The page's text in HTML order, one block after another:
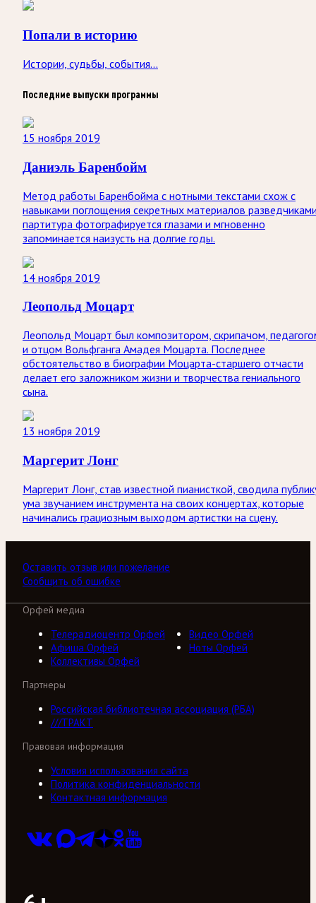
Попали в историю
Истории, судьбы, события...
Последние выпуски программы
15 ноября 2019
Даниэль Баренбойм
Метод работы Баренбойма с нотными текстами схож с
навыками поглощения секретных материалов
партитура фотографируется глазами и мгновенно
запоминается наизусть на долгие годы.
14 ноября 2019
Леопольд Моцарт
Леопольд Моцарт был композитором, скрипачом,
и отцом Вольфганга Амадея Моцарта. Последнее
обстоятельство в биографии Моцарта-старшего отчасти
делает его заложником жизни и творчества гениального
сына.
13 ноября 2019
Маргерит Лонг
Маргерит Лонг, став известной пианисткой, сводила
ума звучанием инструмента на своих концертах, которые
начинались грациозным выходом артистки на сцену.
Оставить отзыв или пожелание
Сообщить об ошибке
Орфей медиа
Телерадиоцентр Орфей
Видео Орфей
Афиша Орфей
Ноты Орфей
Коллективы Орфей
Партнеры
Российская библиотечная ассоциация (РБА)
///ТРАКТ
Правовая информация
Условия использования сайта
Политика конфиденциальности
Контактная информация